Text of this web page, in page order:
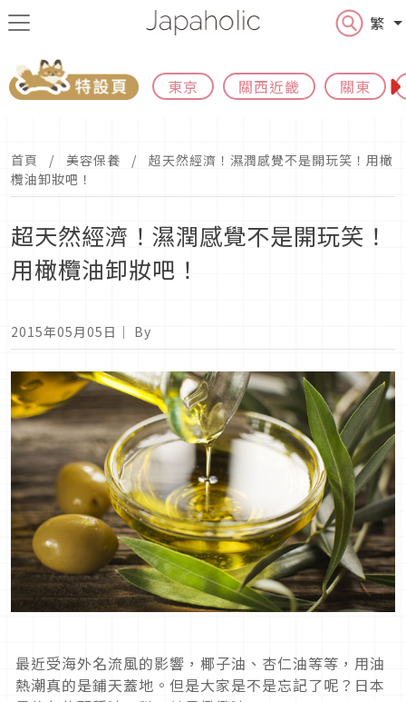
繁
東京 關西近畿 關東
首頁 美容保養
超天然經濟！濕潤感覺不是開玩笑！用橄
欖油卸妝吧！
超天然經濟！濕潤感覺不是開玩笑！
用橄欖油卸妝吧！
2015年05月05日 ｜ By
最近受海外名流風的影響，椰子油、杏仁油等等，用油
熱潮真的是鋪天蓋地。但是大家是不是忘記了呢？日本